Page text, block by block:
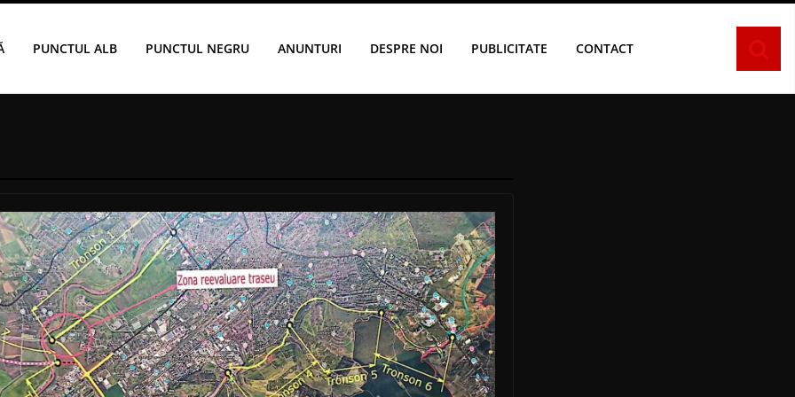
PUNCTUL ALB PUNCTUL NEGRU ANUNTURI DESPRE NOI PUBLICITATE CONTACT